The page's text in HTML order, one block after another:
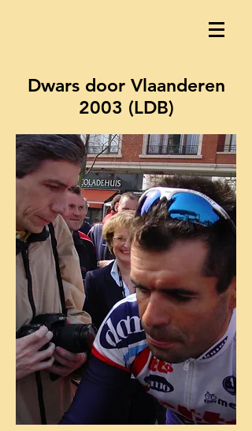
Dwars door Vlaanderen
2003 (LDB)